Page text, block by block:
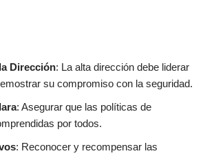
Dirección: La alta dirección debe liderar
su compromiso con la seguridad.
: Asegurar que las políticas de
por todos.
: Reconocer y recompensar las